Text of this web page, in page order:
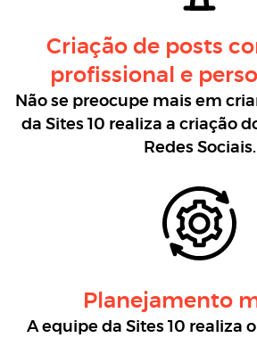
Criação de posts
profissional e
Não se preocupe mais em
da Sites 10 realiza a criação
Redes Sociais.
Planejamento
A equipe da Sites 10 realiza